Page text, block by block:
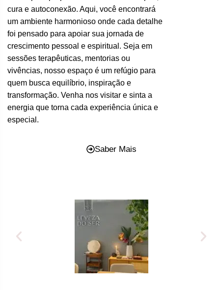
cura e autoconexão. Aqui, você encontrará
um ambiente harmonioso onde cada detalhe
foi pensado para apoiar sua jornada de
crescimento pessoal e espiritual. Seja em
sessões terapêuticas, mentorias ou
vivências, nosso espaço é um refúgio para
quem busca equilíbrio, inspiração e
transformação. Venha nos visitar e sinta a
energia que torna cada experiência única e
especial.
Saber Mais